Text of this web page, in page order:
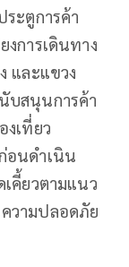
ะตูการค้า
การเดินทาง
และแขวง
บสนุนการค้า
เที่ยว
อนดำเนิน
คี้ยวตามแนว
วามปลอดภัย